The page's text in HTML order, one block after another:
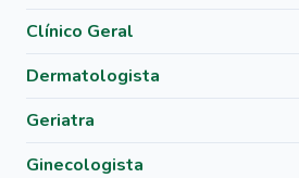
Clínico Geral
Dermatologista
Geriatra
Ginecologista